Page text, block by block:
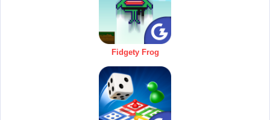
Fidgety Frog